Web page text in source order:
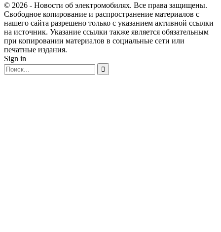
© 2026 - Новости об электромобилях. Все права защищены.
Свободное копирование и распространение материалов с
нашего сайта разрешено только с указанием активной ссылки
на источник. Указание ссылки также является обязательным
при копировании материалов в социальные сети или
печатные издания.
Sign in